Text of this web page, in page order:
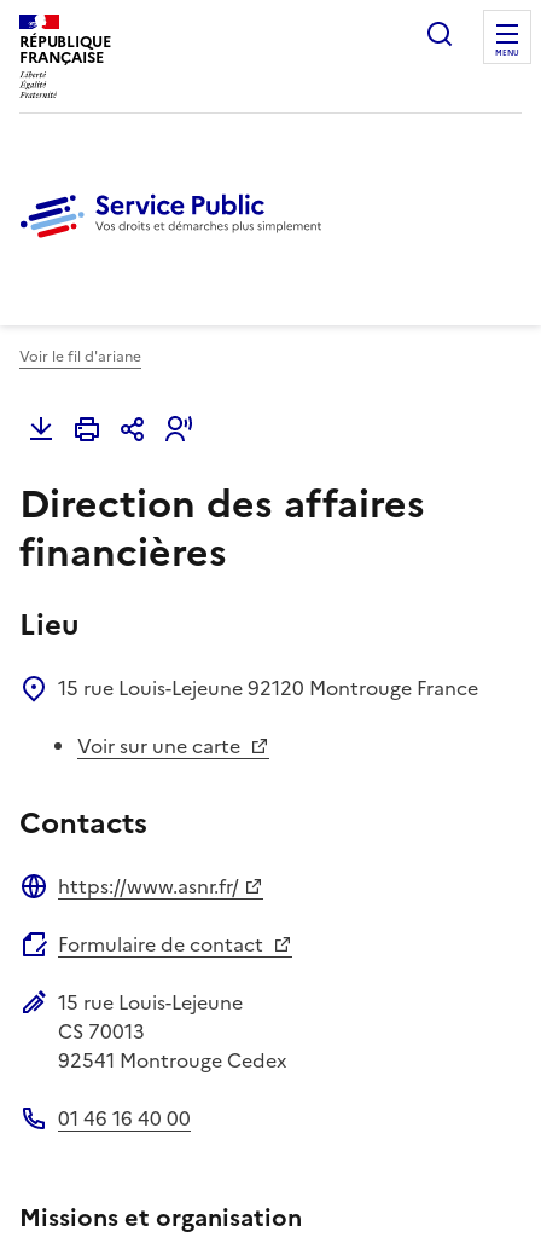
RÉPUBLIQUE
FRANÇAISE
Ouvrir
MENU
Voir le fil d'ariane
Direction des affaires
financières
Lieu
15 rue Louis-Lejeune92120 Montrouge France
Voir sur une carte
Contacts
https://www.asnr.fr/
Formulaire de contact
Adresse postale
15 rue Louis-Lejeune
CS 70013
92541 Montrouge Cedex
01 46 16 40 00
Missions et organisation